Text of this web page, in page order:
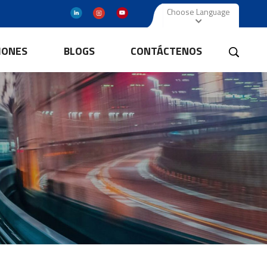
Choose Language
BLOGS CONTÁCTENOS